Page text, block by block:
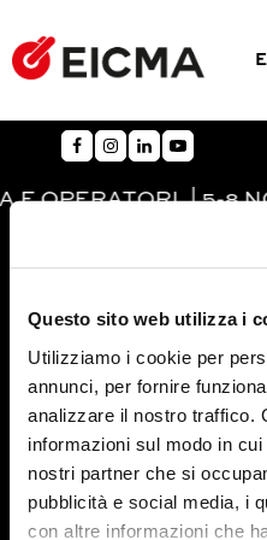
Questo sito web utilizza i
Utilizziamo i cookie per
annunci, per fornire
analizzare il nostro traffico.
informazioni sul modo in
nostri partner che si
pubblicità e social media, i
con altre informazioni che
| 5-8